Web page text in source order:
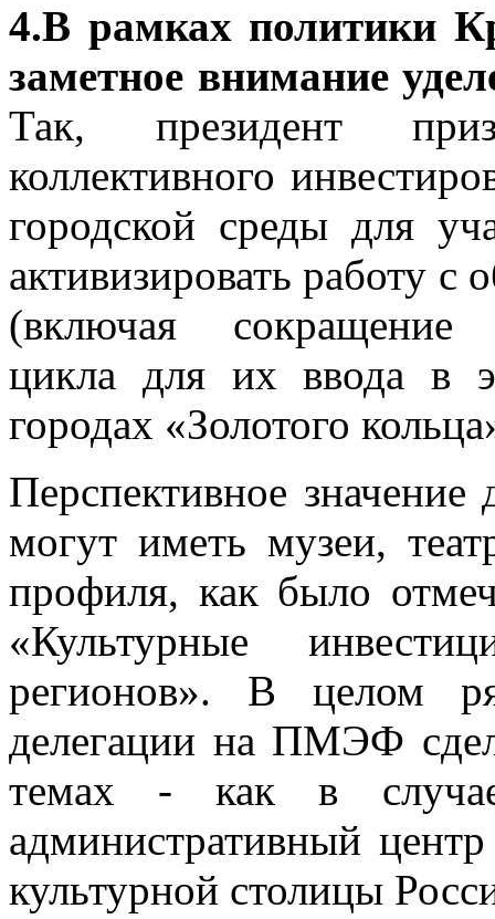
4.В рамках политики
заметное внимание
Так, президент
коллективного
городской среды для
активизировать работу с
(включая сокращение
цикла для их ввода в
городах «Золотого
Перспективное
могут иметь музеи,
профиля, как было
«Культурные
регионов». В целом
делегации на ПМЭФ
темах - как в
административный
культурной столицы